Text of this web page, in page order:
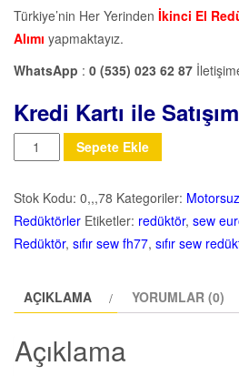
Türkiye’nin Her Yerinden İkinci El
Alımı yapmaktayız.
WhatsApp : 0 (535) 023 62 87
Kredi Kartı ile
Miktar Sepete Ekle
Stok Kodu: 0,,,78 Kategoriler:
Redüktörler Etiketler: redüktör, sew
Redüktör, sıfır sew fh77, sıfır sew
AÇIKLAMA YORUMLAR (0)
Açıklama